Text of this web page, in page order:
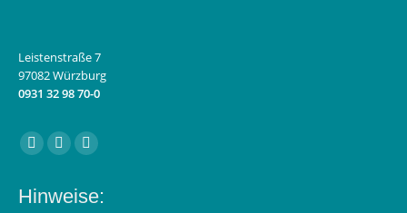
Leistenstraße 7
97082 Würzburg
0931 32 98 70-0
Finden Sie uns auf:
Facebook
opens
Instagram
opens
E-
page
Hinweise: